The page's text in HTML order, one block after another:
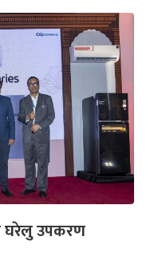
घरेलु उपकरण